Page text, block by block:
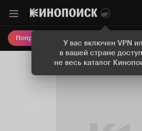
У вас включен VPN
в вашей стране
не весь каталог
Попробовать Плюс Онлайн-